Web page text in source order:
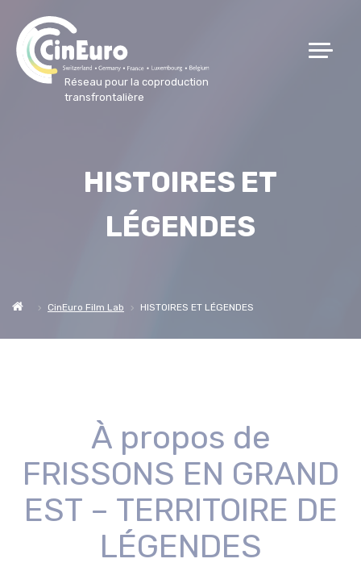
Réseau pour la coproduction
transfrontalière
HISTOIRES ET
LÉGENDES
CinEuro Film Lab HISTOIRES ET LÉGENDES
À propos de
FRISSONS EN GRAND
EST – TERRITOIRE DE
LÉGENDES